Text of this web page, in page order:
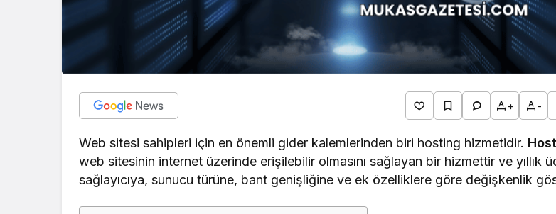
+ -
Web sitesi sahipleri için en önemli gider kalemlerinden biri hosting hizmetidir.
web sitesinin internet üzerinde erişilebilir olmasını sağlayan bir hizmettir ve yıllık
sağlayıcıya, sunucu türüne, bant genişliğine ve ek özelliklere göre değişkenlik